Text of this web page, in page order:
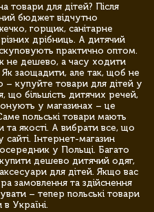
товари для дітей? Після
бюджет відчутно
горщик, санітарне
дрібниць. А дитячий
практично оптом.
не дешево, а часу ходити
Як заощадити, але так, щоб не
– купуйте товари для дітей у
більшість дитячих речей,
у магазинах – це
польські товари мають
та якості. А вибрати все, що
Інтернет-магазин
у Польщі. Багато
дешево дитячий одяг,
аксесуари для дітей. Якщо вас
замовлення та здійснення
– тепер польські товари
Україні.